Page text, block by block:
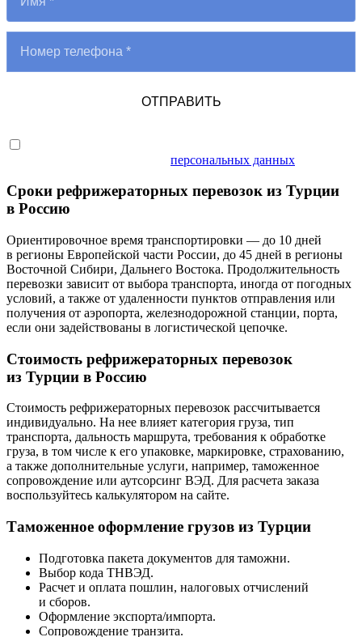
персональных данных
ОТПРАВИТЬ
Сроки рефрижераторных перевозок из Турции
в Россию
Ориентировочное время транспортировки — до 10 дней
в регионы Европейской части России, до 45 дней в регионы
Восточной Сибири, Дальнего Востока. Продолжительность
перевозки зависит от выбора транспорта, иногда от погодных
условий, а также от удаленности пунктов отправления или
получения от аэропорта, железнодорожной станции, порта,
если они задействованы в логистической цепочке.
Стоимость рефрижераторных перевозок
из Турции в Россию
Стоимость рефрижераторных перевозок рассчитывается
индивидуально. На нее влияет категория груза, тип
транспорта, дальность маршрута, требования к обработке
груза, в том числе к его упаковке, маркировке, страхованию,
а также дополнительные услуги, например, таможенное
сопровождение или аутсорсинг ВЭД. Для расчета заказа
воспользуйтесь калькулятором на сайте.
Таможенное оформление грузов из Турции
Подготовка пакета документов для таможни.
Выбор кода ТНВЭД.
Расчет и оплата пошлин, налоговых отчислений
и сборов.
Оформление экспорта/импорта.
Сопровождение транзита.